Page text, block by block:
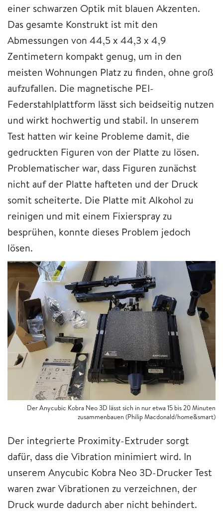
einer schwarzen Optik mit blauen Akzenten.
Das gesamte Konstrukt ist mit den
Abmessungen von 44,5 x 44,3 x 4,9
Zentimetern kompakt genug, um in den
meisten Wohnungen Platz zu finden, ohne groß
aufzufallen. Die magnetische PEI-
Federstahlplattform lässt sich beidseitig nutzen
und wirkt hochwertig und stabil. In unserem
Test hatten wir keine Probleme damit, die
gedruckten Figuren von der Platte zu lösen.
Problematischer war, dass Figuren zunächst
nicht auf der Platte hafteten und der Druck
somit scheiterte. Die Platte mit Alkohol zu
reinigen und mit einem Fixierspray zu
besprühen, konnte dieses Problem jedoch
lösen.
Der Anycubic Kobra Neo 3D lässt sich in nur etwa 15 bis 20 Minuten
zusammenbauen (Philip Macdonald/home&smart)
Der integrierte Proximity-Extruder sorgt
dafür, dass die Vibration minimiert wird. In
unserem Anycubic Kobra Neo 3D-Drucker Test
waren zwar Vibrationen zu verzeichnen, der
Druck wurde dadurch aber nicht behindert.